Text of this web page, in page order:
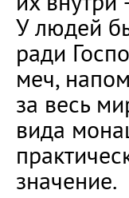
У людей
ради
меч,
за весь
вида
значение.